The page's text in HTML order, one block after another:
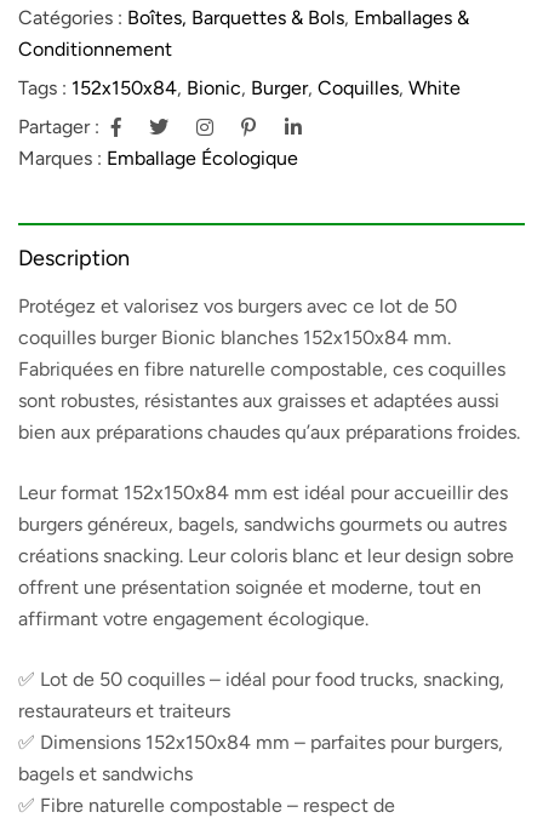
Catégories : Boîtes, Barquettes & Bols, Emballages &
Conditionnement
Tags : 152x150x84, Bionic, Burger, Coquilles, White
Partager :
Marques : Emballage Écologique
Description
Protégez et valorisez vos burgers avec ce lot de 50
coquilles burger Bionic blanches 152x150x84 mm.
Fabriquées en fibre naturelle compostable, ces coquilles
sont robustes, résistantes aux graisses et adaptées aussi
bien aux préparations chaudes qu’aux préparations froides.
Leur format 152x150x84 mm est idéal pour accueillir des
burgers généreux, bagels, sandwichs gourmets ou autres
créations snacking. Leur coloris blanc et leur design sobre
offrent une présentation soignée et moderne, tout en
affirmant votre engagement écologique.
✅ Lot de 50 coquilles – idéal pour food trucks, snacking,
restaurateurs et traiteurs
✅ Dimensions 152x150x84 mm – parfaites pour burgers,
bagels et sandwichs
✅ Fibre naturelle compostable – respect de